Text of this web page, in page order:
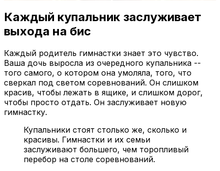
Каждый купальник заслуживает
выхода на бис
Каждый родитель гимнастки знает это чувство.
Ваша дочь выросла из очередного купальника --
того самого, о котором она умоляла, того, что
сверкал под светом соревнований. Он слишком
красив, чтобы лежать в ящике, и слишком дорог,
чтобы просто отдать. Он заслуживает новую
гимнастку.
Купальники стоят столько же, сколько и
красивы. Гимнастки и их семьи
заслуживают большего, чем торопливый
перебор на столе соревнований.